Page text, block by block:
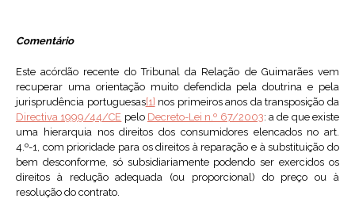
Comentário
Este acórdão recente do Tribunal da Relação de Guimarães vem
recuperar uma orientação muito defendida pela doutrina e pela
jurisprudência portuguesas[1] nos primeiros anos da transposição da
Directiva 1999/44/CE pelo Decreto-Lei n.º 67/2003: a de que existe
uma hierarquia nos direitos dos consumidores elencados no art.
4.º-1, com prioridade para os direitos à reparação e à substituição do
bem desconforme, só subsidiariamente podendo ser exercidos os
direitos à redução adequada (ou proporcional) do preço ou à
resolução do contrato.